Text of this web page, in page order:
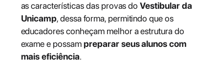
as características das provas doVestibular da
Unicamp, dessa forma, permitindo que os
educadores conheçam melhor a estrutura do
exame e possampreparar seus alunos com
mais eficiência.